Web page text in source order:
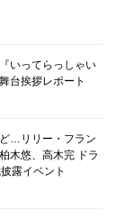
いってらっしゃい
台挨拶レポート
…リリー・フラン
木悠、高木完 ドラ
露イベント